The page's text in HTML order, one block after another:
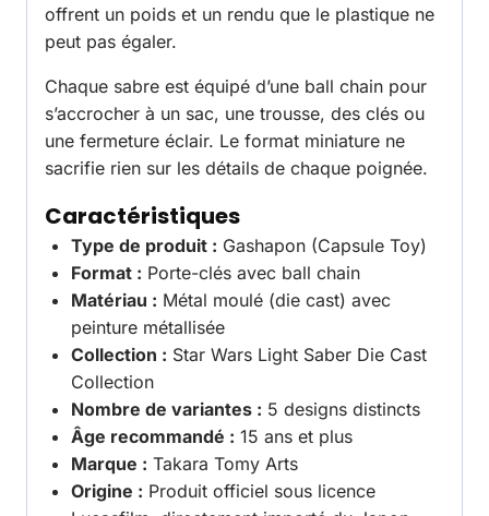
offrent un poids et un rendu que le plastique ne
peut pas égaler.
Chaque sabre est équipé d’une ball chain pour
s’accrocher à un sac, une trousse, des clés ou
une fermeture éclair. Le format miniature ne
sacrifie rien sur les détails de chaque poignée.
Caractéristiques
Type de produit : Gashapon (Capsule Toy)
Format : Porte-clés avec ball chain
Matériau : Métal moulé (die cast) avec
peinture métallisée
Collection : Star Wars Light Saber Die Cast
Collection
Nombre de variantes : 5 designs distincts
Âge recommandé : 15 ans et plus
Marque : Takara Tomy Arts
Origine : Produit officiel sous licence